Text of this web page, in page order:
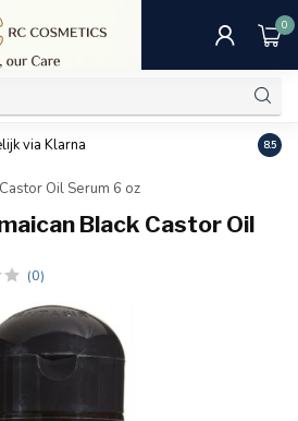
0
via Klarna 8.5
Oil Serum 6 oz
Black Castor Oil
(0)